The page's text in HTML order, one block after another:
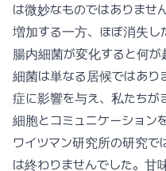
は微妙なものではありませ
増加する一方、ほぼ消失し
腸内細菌が変化すると何が
細菌は単なる居候ではあり
症に影響を与え、私たちが
細胞とコミュニケーション
ワイツマン研究所の研究
は終わりませんでした。